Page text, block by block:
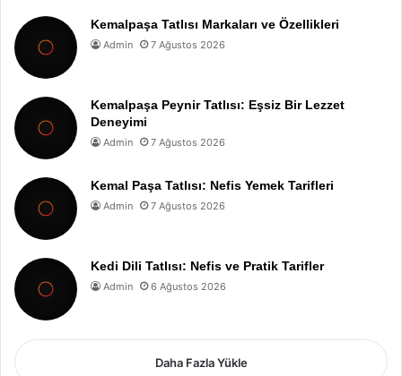
Kemalpaşa Tatlısı Markaları ve Özellikleri
Admin 7 Ağustos 2026
Kemalpaşa Peynir Tatlısı: Eşsiz Bir Lezzet
Deneyimi
Admin 7 Ağustos 2026
Kemal Paşa Tatlısı: Nefis Yemek Tarifleri
Admin 7 Ağustos 2026
Kedi Dili Tatlısı: Nefis ve Pratik Tarifler
Admin 6 Ağustos 2026
Daha Fazla Yükle